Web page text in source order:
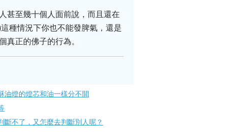
甚至幾十個人面前說，而且還在
種情況下你也不能發脾氣，還是
真正的佛子的行為。
油燈的燈芯和油一樣分不開
斷不了，又怎麼去判斷別人呢？